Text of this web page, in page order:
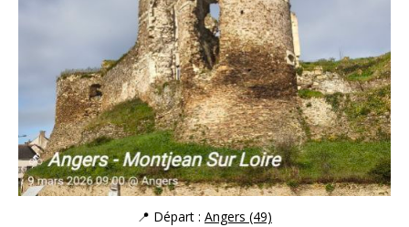
📍 Départ : Angers (49)